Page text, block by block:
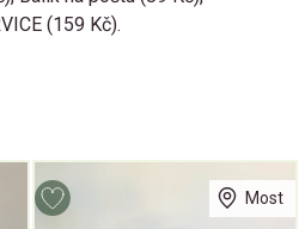
(159 Kč).
Most